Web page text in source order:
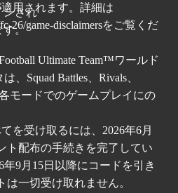
用されます。詳細は
26/game-disclaimersをご覧くだ
Ultimate Team™ワールド
、Squad Battles、Rivals、
モードでのゲームプレイにの
を受け取るには、2026年6月
ト配布の手続きを完了してい
9月15日以降にコードを引き
一切受け取れません。